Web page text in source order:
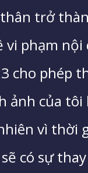
trở
phạm nội
cho phép
ảnh của
vì thời
có sự